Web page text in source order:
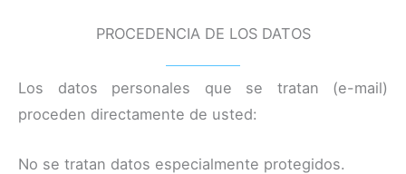
PROCEDENCIA DE LOS DATOS
Los datos personales que se tratan (e-mail)
proceden directamente de usted:
No se tratan datos especialmente protegidos.